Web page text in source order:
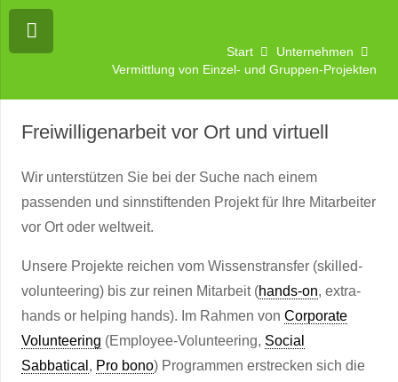
Start
Unternehmen
Vermittlung von Einzel- und Gruppen-Projekten
Freiwilligenarbeit vor Ort und virtuell
Wir unterstützen Sie bei der Suche nach einem
passenden und sinnstiftenden Projekt für Ihre Mitarbeiter
vor Ort oder weltweit.
Unsere Projekte reichen vom Wissenstransfer (skilled-
volunteering) bis zur reinen Mitarbeit (hands-on, extra-
hands or helping hands). Im Rahmen von Corporate
Volunteering (Employee-Volunteering, Social
Sabbatical , Pro bono) Programmen erstrecken sich die